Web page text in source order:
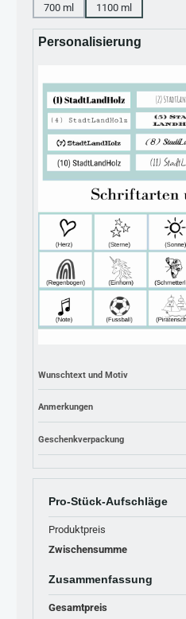
700 ml
1100 ml
Personalisierung
Wunschtext und Motiv
Anmerkungen
Geschenkverpackung
Pro-Stück-Aufschläge
Produktpreis
Zwischensumme
Zusammenfassung
Gesamtpreis